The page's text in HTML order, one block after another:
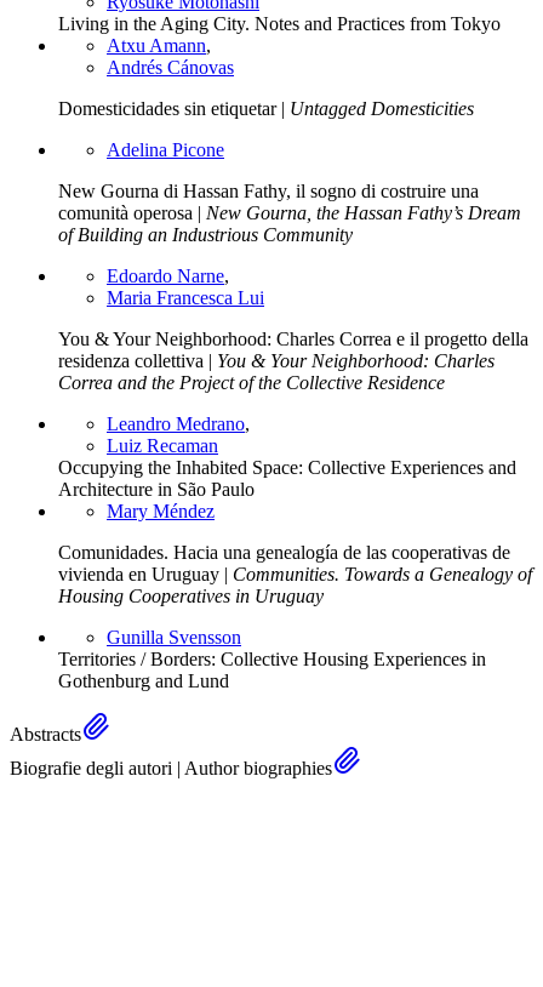
Living in the Aging City. Notes and Practices from Tokyo
Atxu Amann,
Andrés Cánovas
Domesticidades sin etiquetar | Untagged Domesticities
Adelina Picone
New Gourna di Hassan Fathy, il sogno di costruire una
comunità operosa | New Gourna, the Hassan Fathy’s Dream
of Building an Industrious Community
Edoardo Narne,
Maria Francesca Lui
You & Your Neighborhood: Charles Correa e il progetto della
residenza collettiva | You & Your Neighborhood: Charles
Correa and the Project of the Collective Residence
Leandro Medrano,
Luiz Recaman
Occupying the Inhabited Space: Collective Experiences and
Architecture in São Paulo
Mary Méndez
Comunidades. Hacia una genealogía de las cooperativas de
vivienda en Uruguay | Communities. Towards a Genealogy of
Housing Cooperatives in Uruguay
Gunilla Svensson
Territories / Borders: Collective Housing Experiences in
Gothenburg and Lund
Abstracts
Biografie degli autori | Author biographies